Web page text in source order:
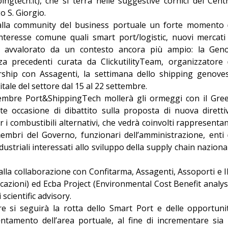
S. Giorgio.
community del business portuale un forte momento
comune quali smart port/logistic, nuovi mercati
avvalorato da un contesto ancora più ampio: la
precedenti curata da ClickutilityTeam, organizzatore
con Assagenti, la settimana dello shipping
del settore dal 15 al 22 settembre.
Port&ShippingTech mollerà gli ormeggi con il
occasione di dibattito sulla proposta di nuova
combustibili alternativi, che vedrà coinvolti
del Governo, funzionari dell’amministrazione, enti
interessati allo sviluppo della supply chain
collaborazione con Confitarma, Assagenti, Assoporti e
ed Ecba Project (Environmental Cost Benefit
advisory.
si seguirà la rotta dello Smart Port e delle
dell’area portuale, al fine di incrementare sia